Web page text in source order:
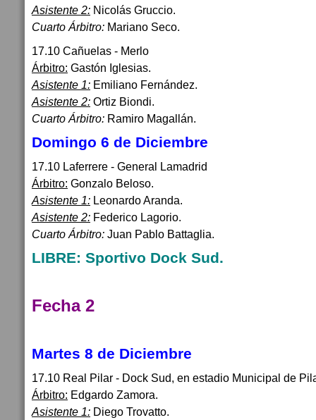
Asistente 2: Nicolás Gruccio.
Cuarto Árbitro: Mariano Seco.
17.10 Cañuelas - Merlo
Árbitro: Gastón Iglesias.
Asistente 1: Emiliano Fernández.
Asistente 2: Ortiz Biondi.
Cuarto Árbitro: Ramiro Magallán.
Domingo 6 de Diciembre
17.10 Laferrere - General Lamadrid
Árbitro: Gonzalo Beloso.
Asistente 1: Leonardo Aranda.
Asistente 2: Federico Lagorio.
Cuarto Árbitro: Juan Pablo Battaglia.
LIBRE: Sportivo Dock Sud.
Fecha 2
Martes 8 de Diciembre
17.10 Real Pilar - Dock Sud, en estadio Municipal de
Árbitro: Edgardo Zamora.
Asistente 1: Diego Trovatto.